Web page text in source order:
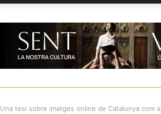
Una tesi sobre imatges online de Catalunya com